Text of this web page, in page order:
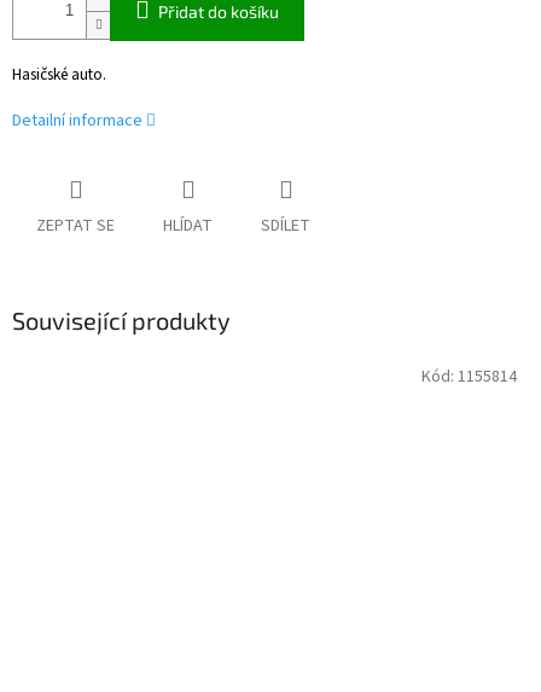
Přidat do košíku
Hasičské auto.
Detailní informace
ZEPTAT SE HLÍDAT SDÍLET
Související produkty
Kód: 1155814